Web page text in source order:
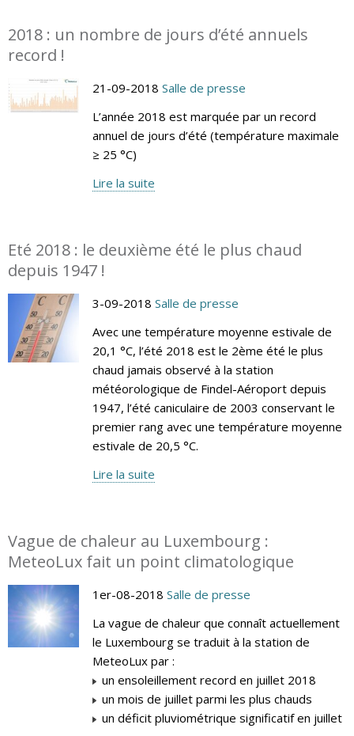
2018 : un nombre de jours d’été annuels
record !
21-09-2018 Salle de presse
L’année 2018 est marquée par un record
annuel de jours d’été (température maximale
≥ 25 °C)
Lire la suite
Eté 2018 : le deuxième été le plus chaud
depuis 1947 !
3-09-2018 Salle de presse
Avec une température moyenne estivale de
20,1 °C, l’été 2018 est le 2ème été le plus
chaud jamais observé à la station
météorologique de Findel-Aéroport depuis
1947, l’été caniculaire de 2003 conservant le
premier rang avec une température moyenne
estivale de 20,5 °C.
Lire la suite
Vague de chaleur au Luxembourg :
MeteoLux fait un point climatologique
1er-08-2018 Salle de presse
La vague de chaleur que connaît actuellement
le Luxembourg se traduit à la station de
MeteoLux par :
un ensoleillement record en juillet 2018
un mois de juillet parmi les plus chauds
un déficit pluviométrique significatif en juillet